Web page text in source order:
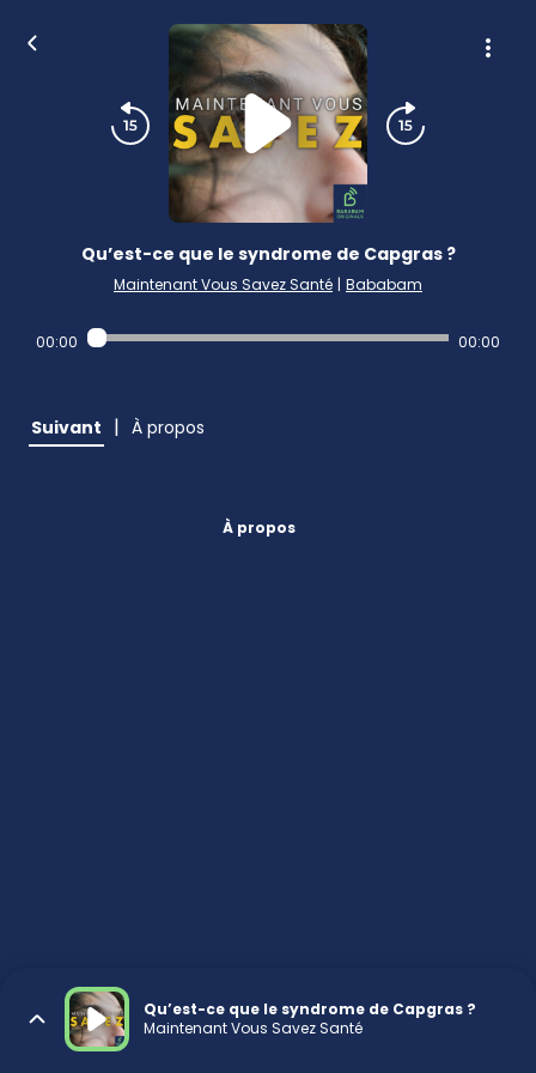
Qu’est-ce que le syndrome de Capgras ?
Maintenant Vous Savez Santé | Bababam
00:00 00:00
Suivant | À propos
À propos
Qu’est-ce que le syndrome de Capgras ?
Maintenant Vous Savez Santé